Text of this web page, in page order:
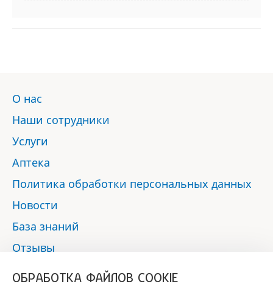
О нас
Наши сотрудники
Услуги
Аптека
Политика обработки персональных данных
Новости
База знаний
Отзывы
ОБРАБОТКА ФАЙЛОВ COOKIE